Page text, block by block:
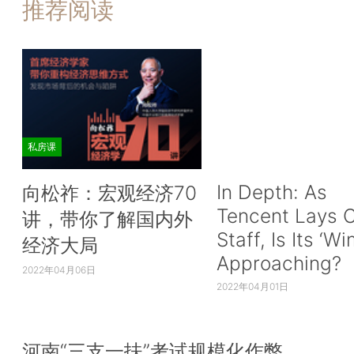
推荐阅读
私房课
向松祚：宏观经济70
讲，带你了解国内外
经济大局
2022年04月06日
In Depth: As
Tencent Lays
Staff, Is Its
Approaching?
2022年04月01日